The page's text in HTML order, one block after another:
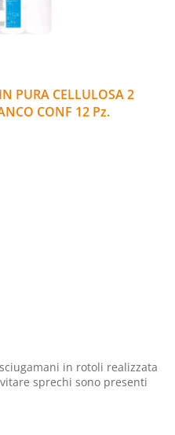
PURA CELLULOSA 2
CONF 12 Pz.
in rotoli realizzata
sprechi sono presenti